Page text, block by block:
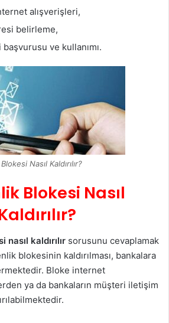
alışverişleri,
belirleme,
ve kullanımı.
Nasıl Kaldırılır?
Blokesi Nasıl
kaldırılır sorusunu cevaplamak
blokesinin kaldırılması, bankalara
Bloke internet
ya da bankaların müşteri iletişim